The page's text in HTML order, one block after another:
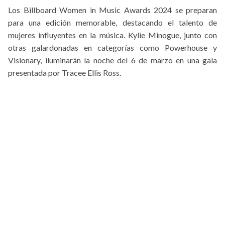
Los Billboard Women in Music Awards 2024 se preparan
para una edición memorable, destacando el talento de
mujeres influyentes en la música. Kylie Minogue, junto con
otras galardonadas en categorías como Powerhouse y
Visionary, iluminarán la noche del 6 de marzo en una gala
presentada por Tracee Ellis Ross.